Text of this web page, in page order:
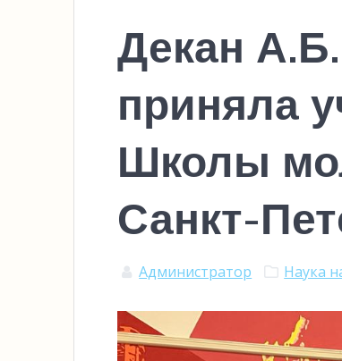
Декан
приняла
Школы
Санкт-
Администратор Наука